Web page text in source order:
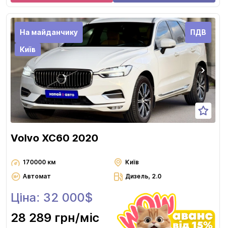
На майданчику
Київ
ПДВ
Volvo XC60 2020
170000 км
Київ
Автомат
Дизель, 2.0
Ціна: 32 000$
28 289 грн/міс